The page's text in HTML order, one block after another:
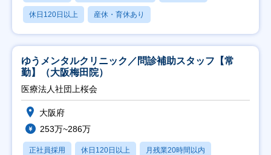
休日120日以上 産休・育休あり
ゆうメンタルクリニック／問診補助スタッフ【常
勤】（大阪梅田院）
医療法人社団上桜会
大阪府
253万~286万
正社員採用 休日120日以上 月残業20時間以内